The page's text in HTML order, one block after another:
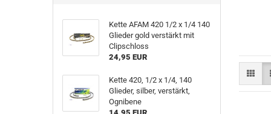
Kette AFAM 420 1/2 x 1/4 140
Glieder gold verstärkt mit
Clipschloss
24,95 EUR
Kette 420, 1/2 x 1/4, 140
Glieder, silber, verstärkt,
Ognibene